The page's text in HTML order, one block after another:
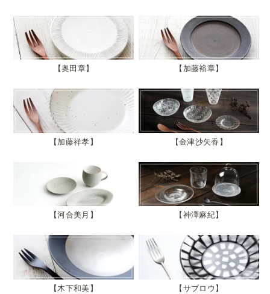
奥田章 加藤裕章
加藤祥孝 金津沙矢香
河合美月 神澤麻紀
木下和美 サブロウ